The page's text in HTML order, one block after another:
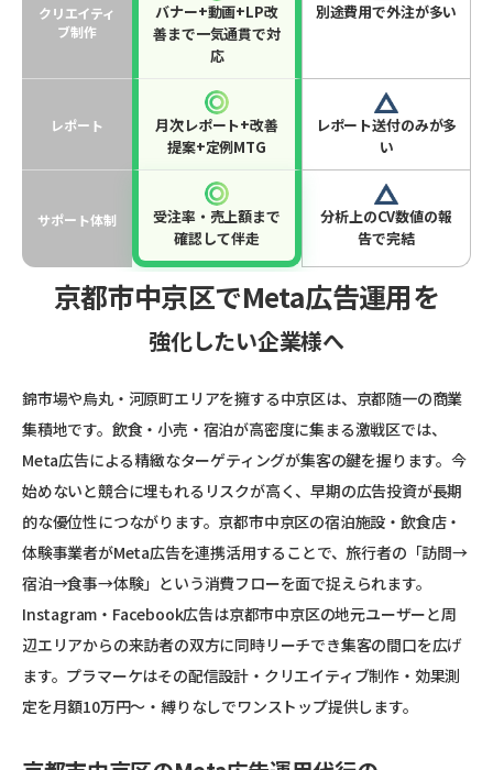
クリエイティ
ブ制作
バナー+動画+LP改
善まで一気通貫で対
応
別途費用で外注が多い
レポート
月次レポート+改善
提案+定例MTG
レポート送付のみが多
い
サポート体制
受注率・売上額まで
確認して伴走
分析上のCV数値の報
告で完結
京都市中京区でMeta広告運用を
強化したい企業様へ
錦市場や烏丸・河原町エリアを擁する中京区は、京都随一の商業
集積地です。飲食・小売・宿泊が高密度に集まる激戦区では、
Meta広告による精緻なターゲティングが集客の鍵を握ります。今
始めないと競合に埋もれるリスクが高く、早期の広告投資が長期
的な優位性につながります。京都市中京区の宿泊施設・飲食店・
体験事業者がMeta広告を連携活用することで、旅行者の「訪問→
宿泊→食事→体験」という消費フローを面で捉えられます。
Instagram・Facebook広告は京都市中京区の地元ユーザーと周
辺エリアからの来訪者の双方に同時リーチでき集客の間口を広げ
ます。プラマーケはその配信設計・クリエイティブ制作・効果測
定を月額10万円〜・縛りなしでワンストップ提供します。